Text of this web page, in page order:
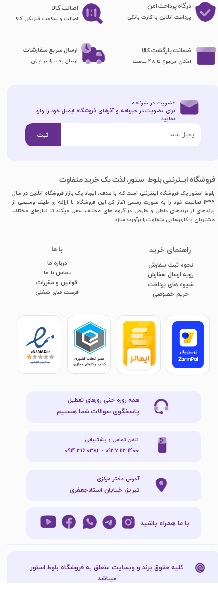
درگاه پرداخت امن
پرداخت آنلاین با کارت بانکی
فروشگاه اینترنتی بلوط استور، لذت یک خرید متفاوت
بلوط استور یک فروشگاه اینترنتی است که با هدف، ایجاد یک بازار فروشگاه آنلاین در سال
1399 فعالیت خود را به صورت رسمی آغاز کرد.این فروشگاه با ارائه ی طیف وسیعی از
برندهای از برندهای داخلی و خارجی در گروه های مختلف سعی میکند تا نیازهای مختلف
مشتریان با کاربرهایی متفاوت را برآورده سازد.
با ما
درباره ما
تماس با ما
قوانین و مقررات
فرصت های شغلی
​راهنمای خرید
نحوه ثبت سفارش
رویه ارسال سفارش
شیوه های پرداخت
​​​​​​​حریم خصوصی
اصا​​​​​​​لت کالا
اصالت و سلامت فیزیکی کالا
ضمانت بازگشت کالا
امکان مرجوع تا 48 ساعت
ارسال سریع سفارشات
ارسال به سراسر ایران
با ما همراه باشید
همه روزه حتی روزهای تعطیل
پاسخگوی سوالات شما هستیم
آدرس دفتر مرکزی
تبریز، خیابان استادجعفری
تلفن تماس و پشتیبانی
1400 113 0937 - 0382 316 0914
عضویت در خبرنامه
برای عضویت در خبرنامه و آفرهای فروشگاه ایمیل خود را وارد
نمایید​​​​​​​
ثبت
کلیه حقوق برند و وبسایت متعلق به فروشگاه بلوط استور
میباشد.​​​​​​​